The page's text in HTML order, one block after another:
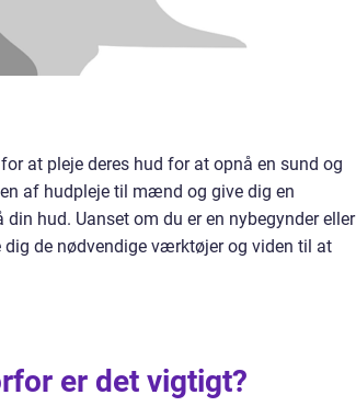
at pleje deres hud for at opnå en sund og
af hudpleje til mænd og give dig en
hud. Uanset om du er en nybegynder eller
dig de nødvendige værktøjer og viden til at
er det vigtigt?